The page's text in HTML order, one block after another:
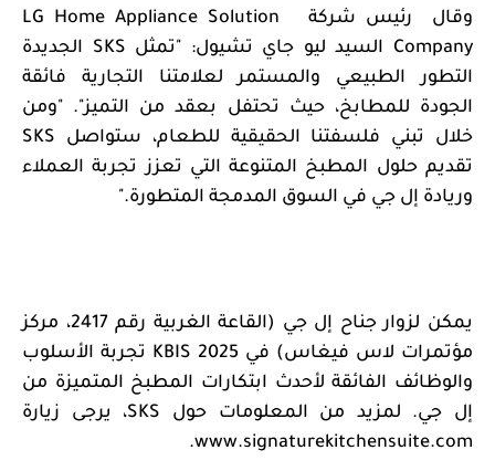
وقال رئيس شركة
LG Home Appliance Solution
Company السيد ليو جاي تشيول: "تمثل SKS الجديدة
التطور الطبيعي والمستمر لعلامتنا التجارية فائقة
الجودة للمطابخ، حيث تحتفل بعقد من التميز". "ومن
خلال تبني فلسفتنا الحقيقية للطعام، ستواصل SKS
تقديم حلول المطبخ المتنوعة التي تعزز تجربة العملاء
وريادة إل جي في السوق المدمجة المتطورة."
يمكن لزوار جناح إل جي (القاعة الغربية رقم 2417، مركز
مؤتمرات لاس فيغاس) في KBIS 2025 تجربة الأسلوب
والوظائف الفائقة لأحدث ابتكارات المطبخ المتميزة من
إل جي. لمزيد من المعلومات حول SKS، يرجى زيارة
www.signaturekitchensuite.com
.